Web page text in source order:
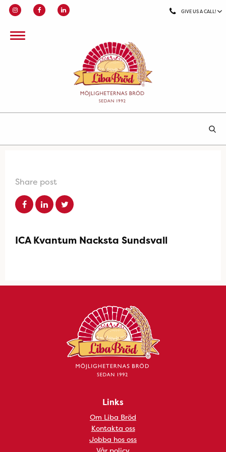
GIVE US A CALL!
Share post
ICA Kvantum Nacksta Sundsvall
Links
Om Liba Bröd
Kontakta oss
Jobba hos oss